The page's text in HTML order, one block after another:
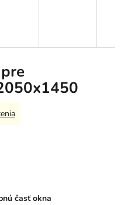
časť okna